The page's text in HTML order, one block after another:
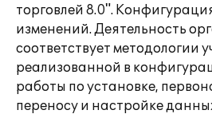
торговлей 8.0".
изменений. Деятельность
соответствует методологии
реализованной в
работы по установке,
переносу и настройке